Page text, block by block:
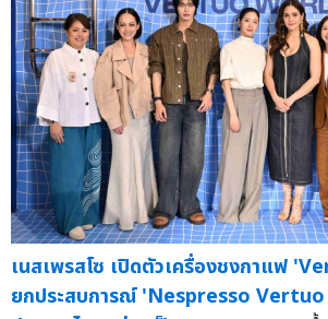
เนสเพรสโซ เปิดตัวเครื่องชงกาแฟ
ยกประสบการณ์ 'Nespresso